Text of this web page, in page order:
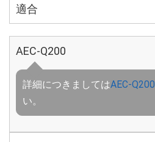
適合
AEC-Q200
詳細につきましてはAEC-Q200
い。